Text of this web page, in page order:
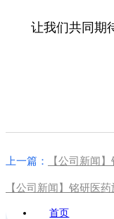
让我们共同期待
上一篇：
首页